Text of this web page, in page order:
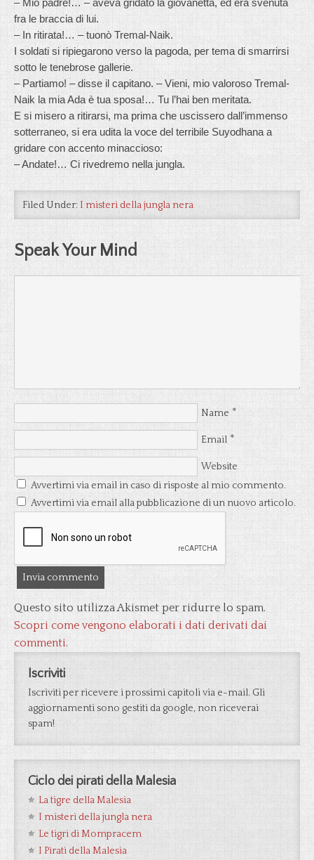
– Mio padre!… – aveva gridato la giovanetta, ed era svenuta
fra le braccia di lui.
– In ritirata!… – tuonò Tremal-Naik.
I soldati si ripiegarono verso la pagoda, per tema di smarrirsi
sotto le tenebrose gallerie.
– Partiamo! – disse il capitano. – Vieni, mio valoroso Tremal-
Naik la mia Ada è tua sposa!… Tu l’hai ben meritata.
E si misero a ritirarsi, ma prima che uscissero dall’immenso
sotterraneo, si era udita la voce del terribile Suyodhana a
gridare con accento minaccioso:
– Andate!… Ci rivedremo nella jungla.
Filed Under: I misteri della jungla nera
Speak Your Mind
Name *
Email *
Website
Avvertimi via email in caso di risposte al mio commento.
Avvertimi via email alla pubblicazione di un nuovo articolo.
Questo sito utilizza Akismet per ridurre lo spam.
Scopri come vengono elaborati i dati derivati dai
commenti.
Iscriviti
Iscriviti per ricevere i prossimi capitoli via e-mail. Gli
aggiornamenti sono gestiti da google, non riceverai
spam!
Ciclo dei pirati della Malesia
La tigre della Malesia
I misteri della jungla nera
Le tigri di Mompracem
I Pirati della Malesia